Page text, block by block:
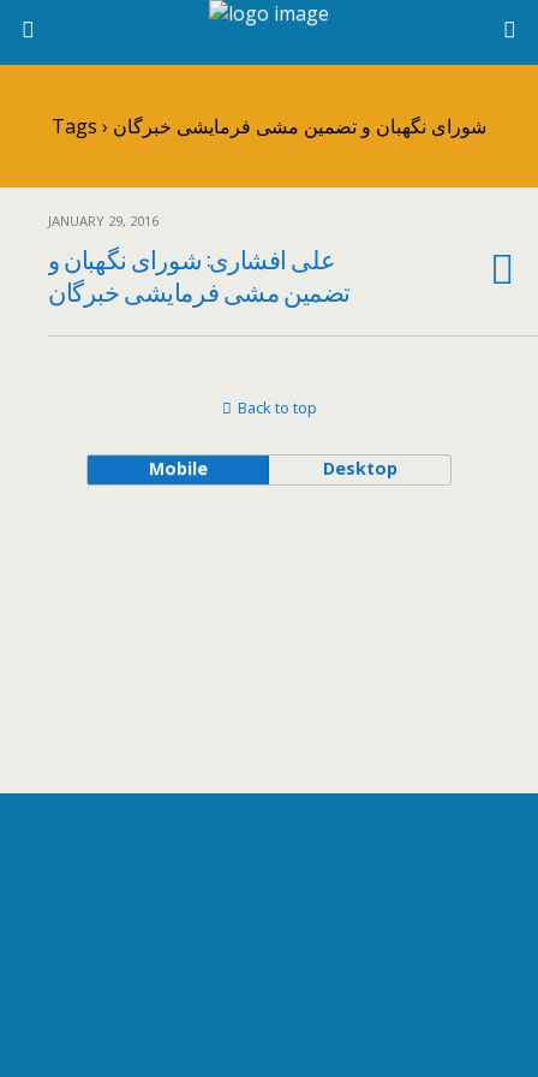
Tags › شورای نگهبان و تضمین مشی فرمایشی خبرگان
JANUARY 29, 2016
علی افشاری: شورای نگهبان و
تضمین مشی فرمایشی خبرگان
Back to top
Mobile Desktop